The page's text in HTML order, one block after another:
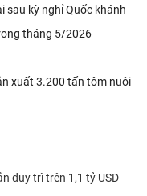
sau kỳ nghỉ Quốc khánh
tháng 5/2026
xuất 3.200 tấn tôm nuôi
duy trì trên 1,1 tỷ USD